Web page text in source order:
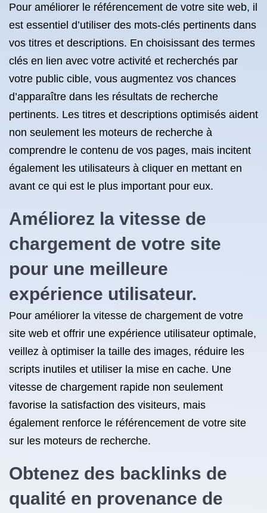
Pour améliorer le référencement de votre site web, il
est essentiel d’utiliser des mots-clés pertinents dans
vos titres et descriptions. En choisissant des termes
clés en lien avec votre activité et recherchés par
votre public cible, vous augmentez vos chances
d’apparaître dans les résultats de recherche
pertinents. Les titres et descriptions optimisés aident
non seulement les moteurs de recherche à
comprendre le contenu de vos pages, mais incitent
également les utilisateurs à cliquer en mettant en
avant ce qui est le plus important pour eux.
Améliorez la vitesse de
chargement de votre site
pour une meilleure
expérience utilisateur.
Pour améliorer la vitesse de chargement de votre
site web et offrir une expérience utilisateur optimale,
veillez à optimiser la taille des images, réduire les
scripts inutiles et utiliser la mise en cache. Une
vitesse de chargement rapide non seulement
favorise la satisfaction des visiteurs, mais
également renforce le référencement de votre site
sur les moteurs de recherche.
Obtenez des backlinks de
qualité en provenance de